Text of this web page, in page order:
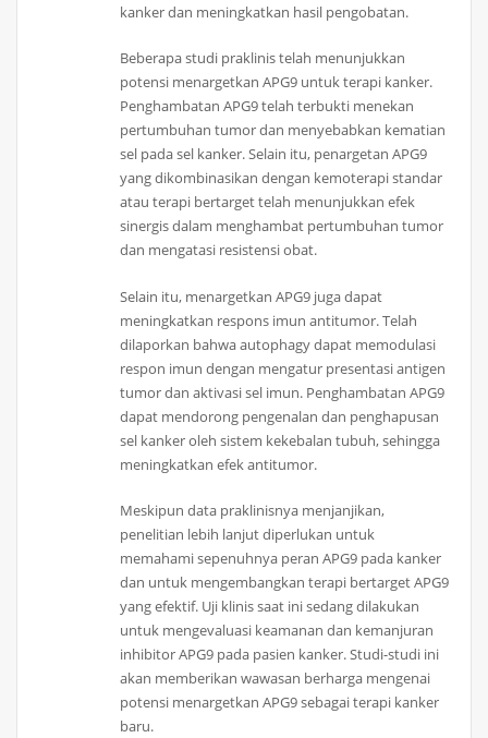
kanker dan meningkatkan hasil pengobatan.
Beberapa studi praklinis telah menunjukkan
potensi menargetkan APG9 untuk terapi kanker.
Penghambatan APG9 telah terbukti menekan
pertumbuhan tumor dan menyebabkan kematian
sel pada sel kanker. Selain itu, penargetan APG9
yang dikombinasikan dengan kemoterapi standar
atau terapi bertarget telah menunjukkan efek
sinergis dalam menghambat pertumbuhan tumor
dan mengatasi resistensi obat.
Selain itu, menargetkan APG9 juga dapat
meningkatkan respons imun antitumor. Telah
dilaporkan bahwa autophagy dapat memodulasi
respon imun dengan mengatur presentasi antigen
tumor dan aktivasi sel imun. Penghambatan APG9
dapat mendorong pengenalan dan penghapusan
sel kanker oleh sistem kekebalan tubuh, sehingga
meningkatkan efek antitumor.
Meskipun data praklinisnya menjanjikan,
penelitian lebih lanjut diperlukan untuk
memahami sepenuhnya peran APG9 pada kanker
dan untuk mengembangkan terapi bertarget APG9
yang efektif. Uji klinis saat ini sedang dilakukan
untuk mengevaluasi keamanan dan kemanjuran
inhibitor APG9 pada pasien kanker. Studi-studi ini
akan memberikan wawasan berharga mengenai
potensi menargetkan APG9 sebagai terapi kanker
baru.